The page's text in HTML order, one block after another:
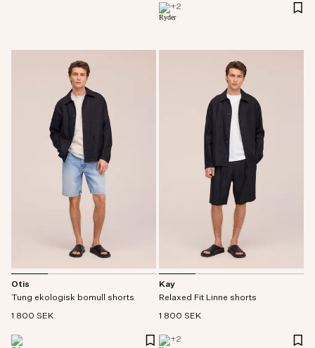
+2
Otis
Tung ekologisk bomull shorts
1 800 SEK
Kay
Relaxed Fit Linne shorts
1 800 SEK
+2